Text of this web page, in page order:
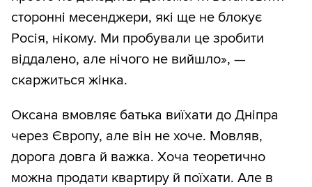
сторонні месенджери, які ще не блокує
Росія, нікому. Ми пробували це зробити
віддалено, але нічого не вийшло», —
скаржиться жінка.
Оксана вмовляє батька виїхати до Дніпра
через Європу, але він не хоче. Мовляв,
дорога довга й важка. Хоча теоретично
можна продати квартиру й поїхати. Але в